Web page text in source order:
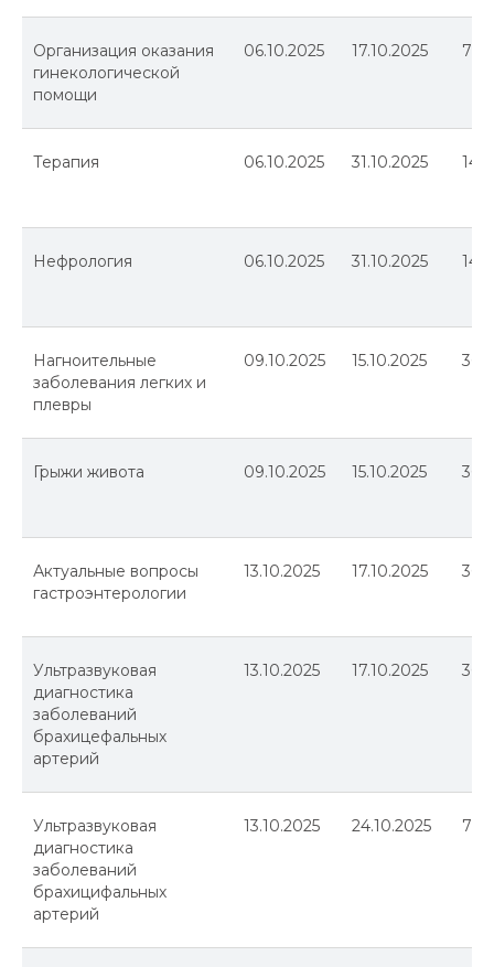
Организация оказания
гинекологической
помощи
06.10.2025 17.10.2025 72
Терапия 06.10.2025 31.10.2025 144
Нефрология 06.10.2025 31.10.2025 144
Нагноительные
заболевания легких и
плевры
09.10.2025 15.10.2025 36
Грыжи живота 09.10.2025 15.10.2025 36
Актуальные вопросы
гастроэнтерологии
13.10.2025 17.10.2025 36
Ультразвуковая
диагностика
заболеваний
брахицефальных
артерий
13.10.2025 17.10.2025 36
Ультразвуковая
диагностика
заболеваний
брахицифальных
артерий
13.10.2025 24.10.2025 72